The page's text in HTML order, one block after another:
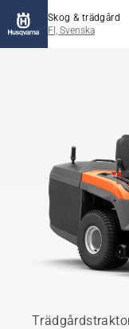
Skog & trädgård
FI, Svenska